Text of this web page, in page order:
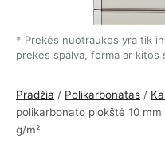
Prekės nuotraukos yra tik
prekės spalva, forma ar kitos
Pradžia / Polikarbonatas /
polikarbonato plokštė 10
g/m²